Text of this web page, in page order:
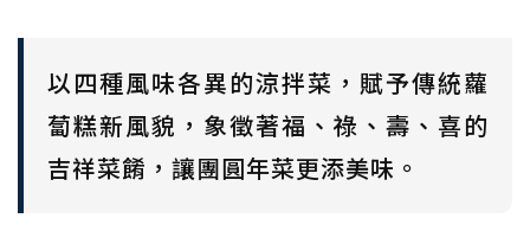
以四種風味各異的涼拌菜，賦予傳統蘿
蔔糕新風貌，象徵著福、祿、壽、喜的
吉祥菜餚，讓團圓年菜更添美味。